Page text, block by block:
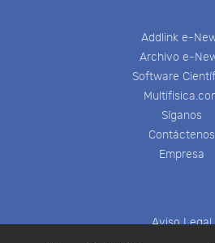
Addlink e-
Archivo e-
Software
Síganos
Contáctenos
Empresa
Aviso Legal